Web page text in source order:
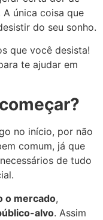
única coisa que
do seu sonho.
que você desista!
te ajudar em
no início, por não
comum, já que
de tudo
o mercado,
alvo. Assim